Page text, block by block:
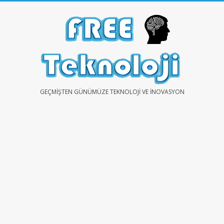
FREEGEÇMIŞTEN GÜNÜMÜZE TEKNOLOJI VE İNOVASYON